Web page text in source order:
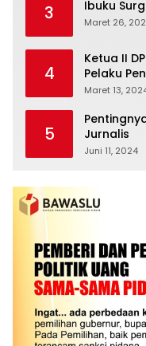
3 Ibuku
Maret 26,
4
Ketua II
Pelaku
Maret 13,
5
Jurnalis
Juni 11, 2024